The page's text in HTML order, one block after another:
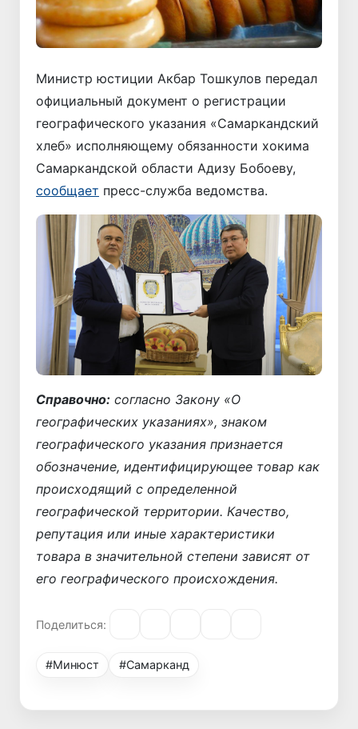
Министр юстиции Акбар Тошкулов передал
официальный документ о регистрации
географического указания «Самаркандский
хлеб» исполняющему обязанности хокима
Самаркандской области Адизу Бобоеву,
сообщает пресс-служба ведомства.
Справочно: согласно Закону «О
географических указаниях», знаком
географического указания признается
обозначение, идентифицирующее товар как
происходящий с определенной
географической территории. Качество,
репутация или иные характеристики
товара в значительной степени зависят от
его географического происхождения.
Поделиться:
#Минюст #Самарканд